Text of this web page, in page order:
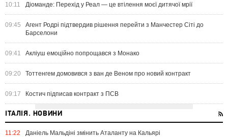
10:11 Діоманде: Перехід у Реал — це втілення моєї дитячої мрії
09:45
Агент Родрі підтвердив рішення перейти з Манчестер Сіті до
Барселони
09:41 Акліуш емоційно попрощався з Монако
09:20 Тоттенгем домовився з ван де Веном про новий контракт
09:17 Костич підписав контракт з ПСВ
ІТАЛІЯ. НОВИНИ
11:22 Даніель Мальдіні змінить Аталанту на Кальярі